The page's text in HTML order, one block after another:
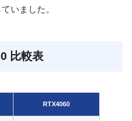
いました。
比較表
RTX4060